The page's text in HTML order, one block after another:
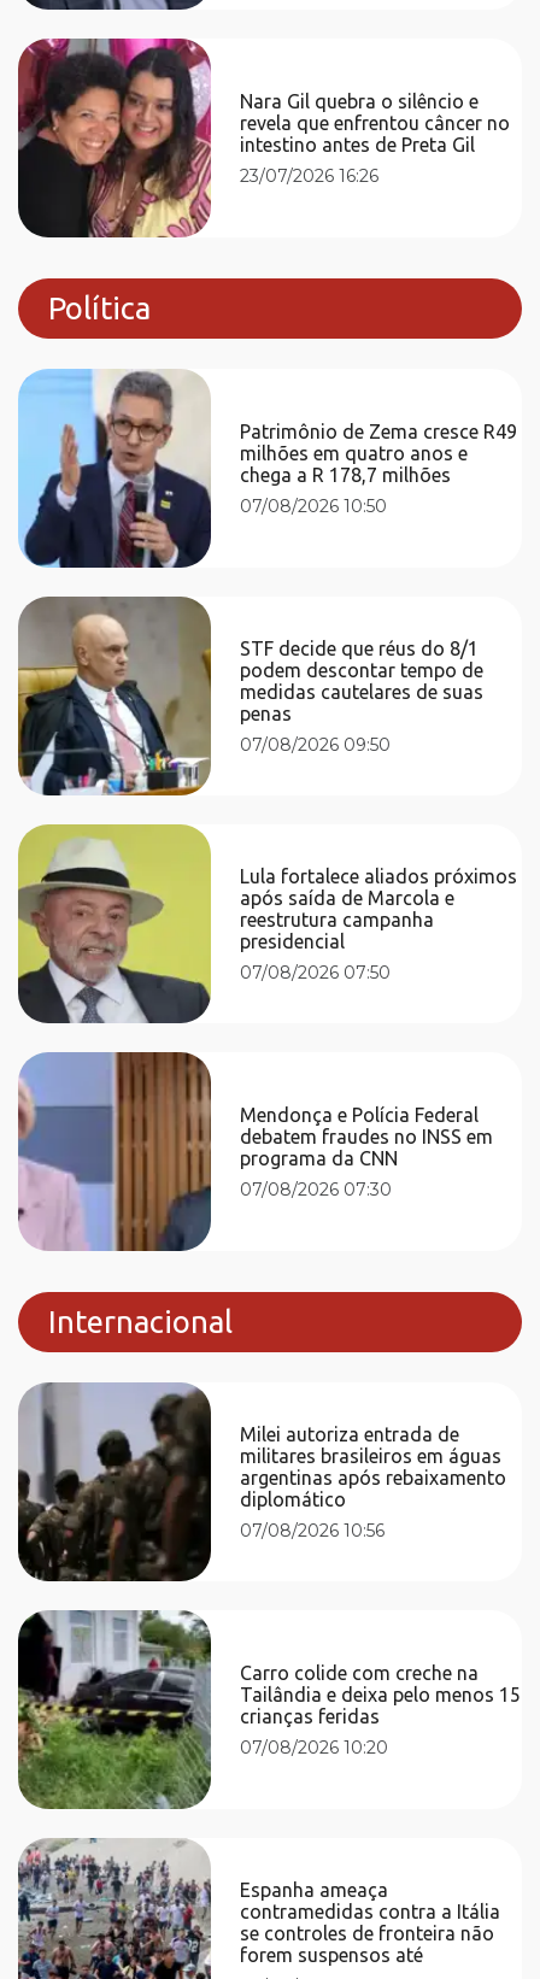
Nara Gil quebra o silêncio e
revela que enfrentou câncer no
intestino antes de Preta Gil
23/07/2026 16:26
Política
Patrimônio de Zema cresce R49
milhões em quatro anos e
chega a R 178,7 milhões
07/08/2026 10:50
STF decide que réus do 8/1
podem descontar tempo de
medidas cautelares de suas
penas
07/08/2026 09:50
Lula fortalece aliados próximos
após saída de Marcola e
reestrutura campanha
presidencial
07/08/2026 07:50
Mendonça e Polícia Federal
debatem fraudes no INSS em
programa da CNN
07/08/2026 07:30
Internacional
Milei autoriza entrada de
militares brasileiros em águas
argentinas após rebaixamento
diplomático
07/08/2026 10:56
Carro colide com creche na
Tailândia e deixa pelo menos 15
crianças feridas
07/08/2026 10:20
Espanha ameaça
contramedidas contra a Itália
se controles de fronteira não
forem suspensos até